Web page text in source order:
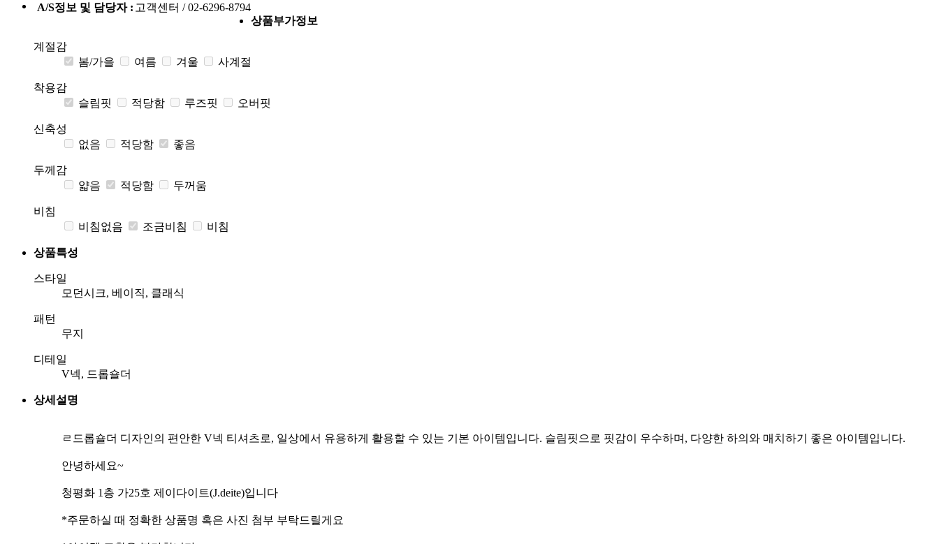
A/S정보 및 담당자 : 고객센터 / 02-6296-8794
상품부가정보
계절감
봄/가을
여름 겨울 사계절
착용감
슬림핏
적당함 루즈핏 오버핏
신축성
없음
적당함 좋음
두께감
얇음
적당함 두꺼움
비침
비침없음
조금비침 비침
상품특성
스타일
모던시크, 베이직, 클래식
패턴
무지
디테일
V넥, 드롭숄더
상세설명
ㄹ드롭숄더 디자인의 편안한 V넥 티셔츠로, 일상에서 유용하게 활용할 수 있는 기본 아이템입니다. 슬림핏으로 핏감이 우수하며, 다양한 하의와 매치하기 좋은 아이템입니다.
안녕하세요~
청평화 1층 가25호 제이다이트(J.deite)입니다
*주문하실 때 정확한 상품명 혹은 사진 첨부 부탁드릴게요